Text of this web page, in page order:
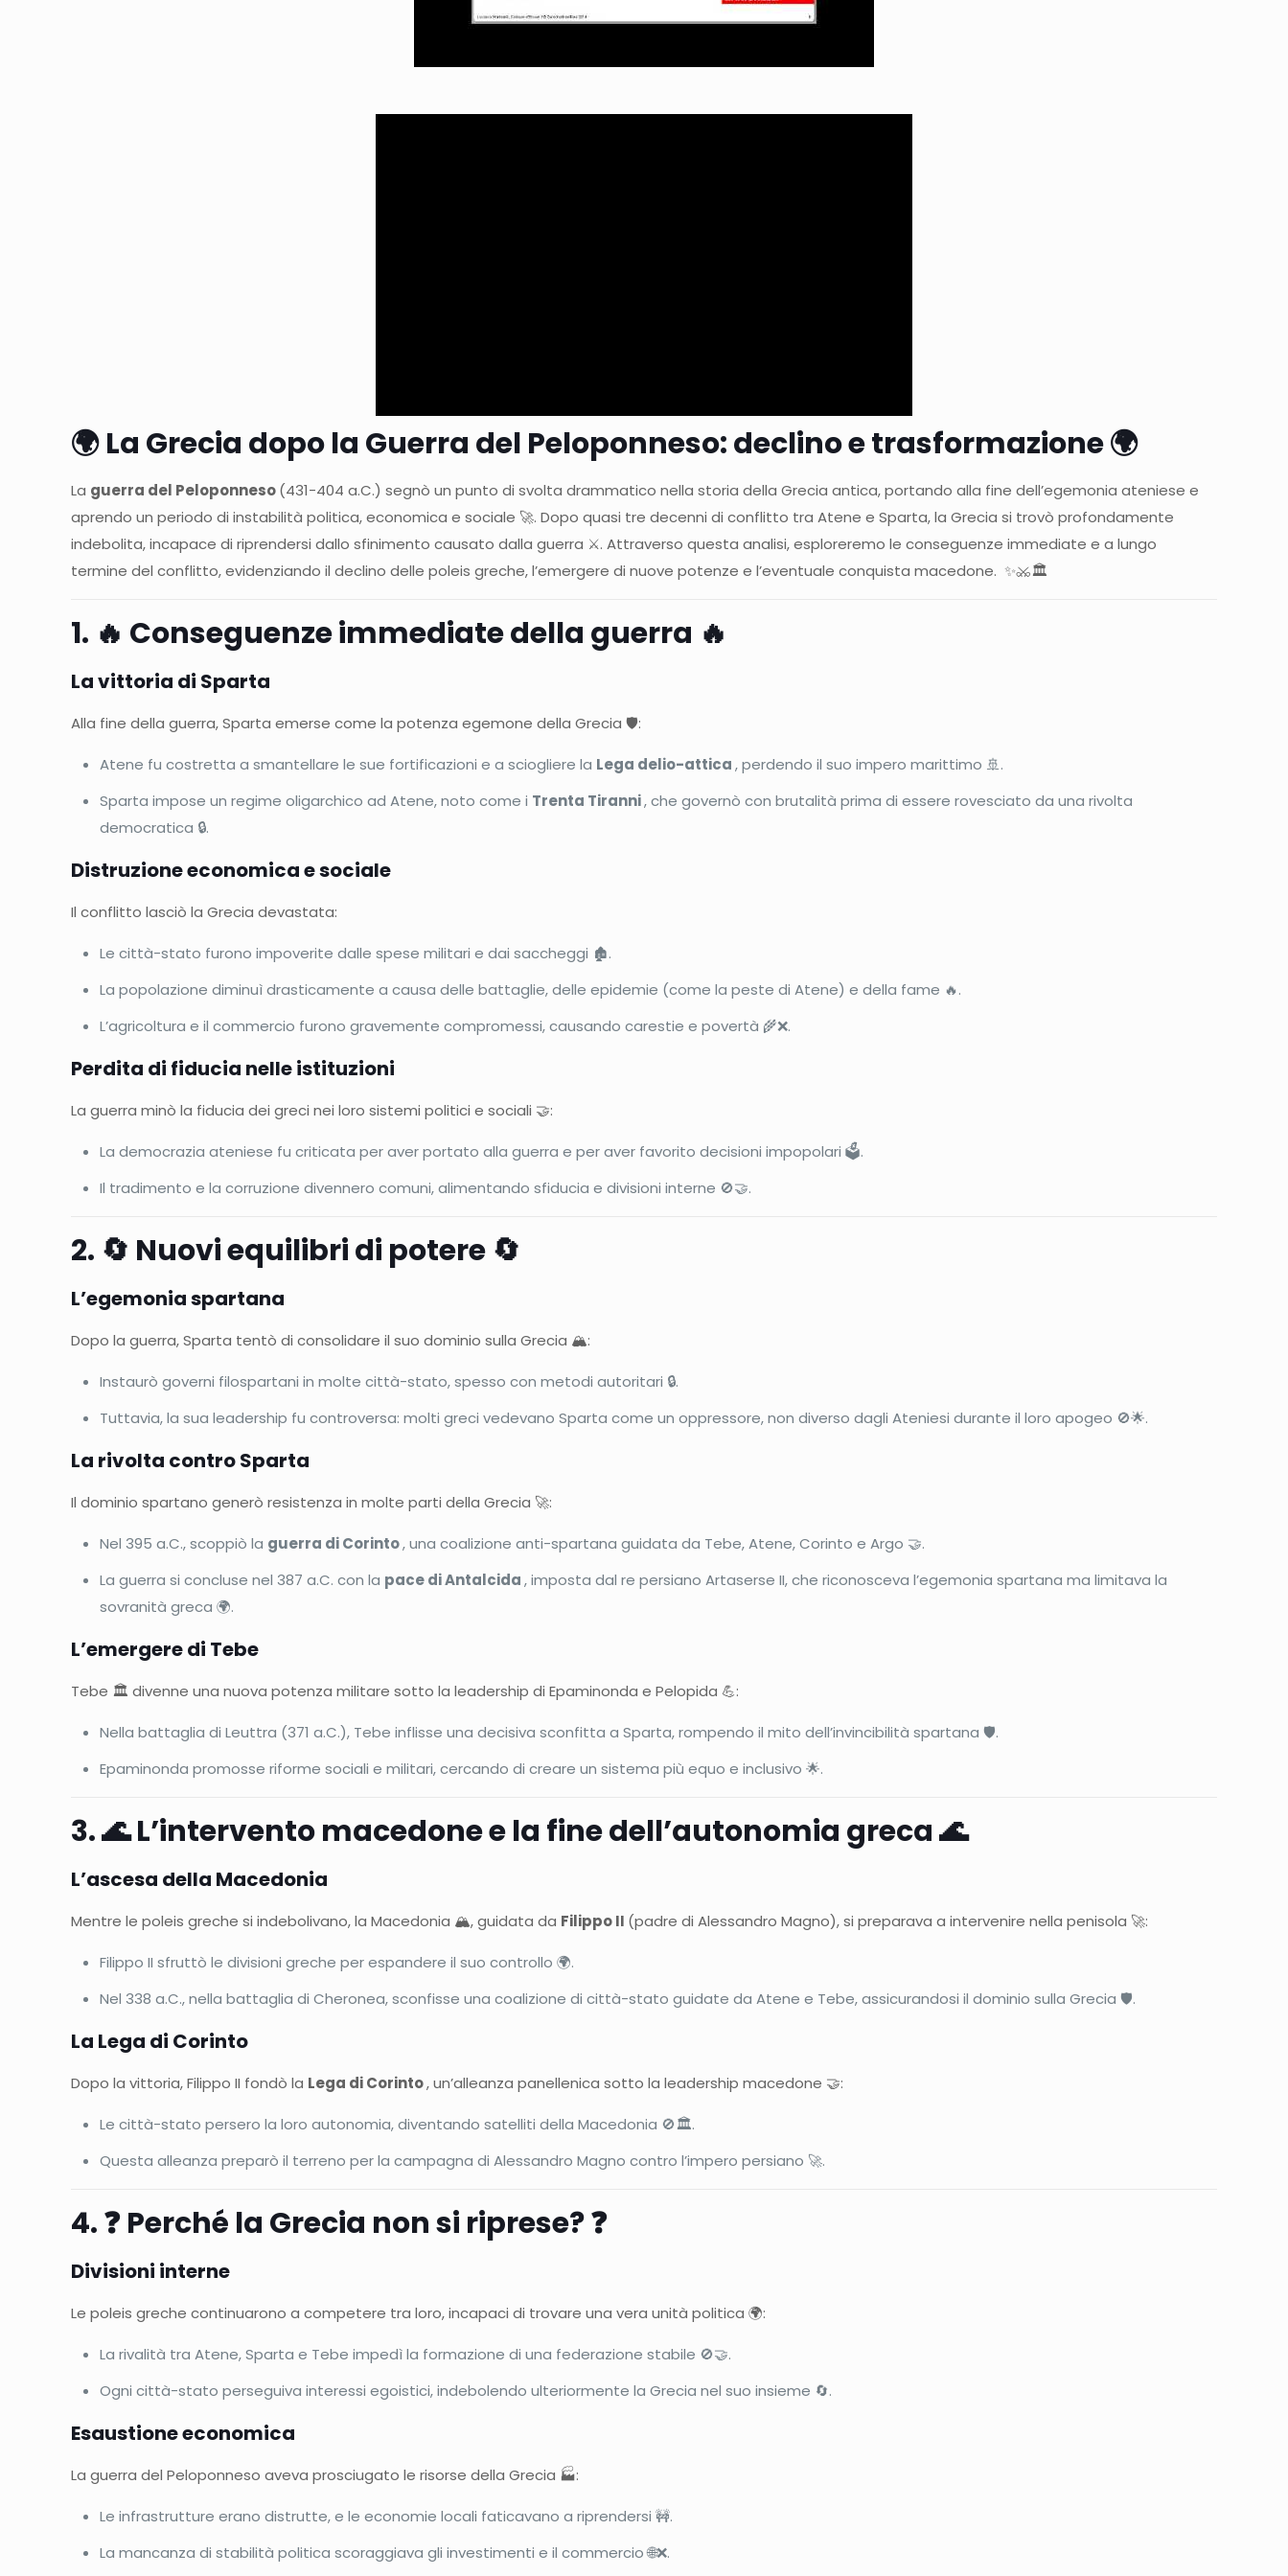
🌍 La Grecia dopo la Guerra del Peloponneso: declino e trasformazione 🌍
La guerra del Peloponneso(431-404 a.C.) segnò un punto di svolta drammatico nella storia della Grecia antica, portando alla fine dell’egemonia ateniese e
aprendo un periodo di instabilità politica, economica e sociale 🚀. Dopo quasi tre decenni di conflitto tra Atene e Sparta, la Grecia si trovò profondamente
indebolita, incapace di riprendersi dallo sfinimento causato dalla guerra ⚔️. Attraverso questa analisi, esploreremo le conseguenze immediate e a lungo
termine del conflitto, evidenziando il declino delle poleis greche, l’emergere di nuove potenze e l’eventuale conquista macedone. ✨⚔️🏛️
1. 🔥 Conseguenze immediate della guerra 🔥
La vittoria di Sparta
Alla fine della guerra, Sparta emerse come la potenza egemone della Grecia 🛡️:
Atene fu costretta a smantellare le sue fortificazioni e a sciogliere la Lega delio-attica, perdendo il suo impero marittimo 🚢.
Sparta impose un regime oligarchico ad Atene, noto come i Trenta Tiranni, che governò con brutalità prima di essere rovesciato da una rivolta
democratica 🔒.
Distruzione economica e sociale
Il conflitto lasciò la Grecia devastata:
Le città-stato furono impoverite dalle spese militari e dai saccheggi 🏚️.
La popolazione diminuì drasticamente a causa delle battaglie, delle epidemie (come la peste di Atene) e della fame 🔥.
L’agricoltura e il commercio furono gravemente compromessi, causando carestie e povertà 🌾❌.
Perdita di fiducia nelle istituzioni
La guerra minò la fiducia dei greci nei loro sistemi politici e sociali 🤝:
La democrazia ateniese fu criticata per aver portato alla guerra e per aver favorito decisioni impopolari 🗳️.
Il tradimento e la corruzione divennero comuni, alimentando sfiducia e divisioni interne 🚫🤝.
2. 🔄 Nuovi equilibri di potere 🔄
L’egemonia spartana
Dopo la guerra, Sparta tentò di consolidare il suo dominio sulla Grecia 🏔️:
Instaurò governi filospartani in molte città-stato, spesso con metodi autoritari 🔒.
Tuttavia, la sua leadership fu controversa: molti greci vedevano Sparta come un oppressore, non diverso dagli Ateniesi durante il loro apogeo 🚫🌟.
La rivolta contro Sparta
Il dominio spartano generò resistenza in molte parti della Grecia 🚀:
Nel 395 a.C., scoppiò la guerra di Corinto, una coalizione anti-spartana guidata da Tebe, Atene, Corinto e Argo 🤝.
La guerra si concluse nel 387 a.C. con la pace di Antalcida, imposta dal re persiano Artaserse II, che riconosceva l’egemonia spartana ma limitava la
sovranità greca 🌍.
L’emergere di Tebe
Tebe 🏛️ divenne una nuova potenza militare sotto la leadership di Epaminonda e Pelopida 💪:
Nella battaglia di Leuttra (371 a.C.), Tebe inflisse una decisiva sconfitta a Sparta, rompendo il mito dell’invincibilità spartana 🛡️.
Epaminonda promosse riforme sociali e militari, cercando di creare un sistema più equo e inclusivo 🌟.
3. 🌊 L’intervento macedone e la fine dell’autonomia greca 🌊
L’ascesa della Macedonia
Mentre le poleis greche si indebolivano, la Macedonia 🏔️, guidata da Filippo II (padre di Alessandro Magno), si preparava a intervenire nella penisola 🚀:
Filippo II sfruttò le divisioni greche per espandere il suo controllo 🌍.
Nel 338 a.C., nella battaglia di Cheronea, sconfisse una coalizione di città-stato guidate da Atene e Tebe, assicurandosi il dominio sulla Grecia 🛡️.
La Lega di Corinto
Dopo la vittoria, Filippo II fondò la Lega di Corinto, un’alleanza panellenica sotto la leadership macedone 🤝:
Le città-stato persero la loro autonomia, diventando satelliti della Macedonia 🚫🏛️.
Questa alleanza preparò il terreno per la campagna di Alessandro Magno contro l’impero persiano 🚀.
4. ❓ Perché la Grecia non si riprese? ❓
Divisioni interne
Le poleis greche continuarono a competere tra loro, incapaci di trovare una vera unità politica 🌍:
La rivalità tra Atene, Sparta e Tebe impedì la formazione di una federazione stabile 🚫🤝.
Ogni città-stato perseguiva interessi egoistici, indebolendo ulteriormente la Grecia nel suo insieme 🔄.
Esaustione economica
La guerra del Peloponneso aveva prosciugato le risorse della Grecia 🏭:
Le infrastrutture erano distrutte, e le economie locali faticavano a riprendersi 🚧.
La mancanza di stabilità politica scoraggiava gli investimenti e il commercio 🌐❌.